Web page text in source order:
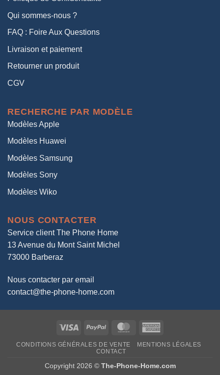
Qui sommes-nous ?
FAQ : Foire Aux Questions
Livraison et paiement
Retourner un produit
CGV
RECHERCHE PAR MODÈLE
Modèles Apple
Modèles Huawei
Modèles Samsung
Modèles Sony
Modèles Wiko
NOUS CONTACTER
Service client The Phone Home
13 Avenue du Mont Saint Michel
73000 Barberaz
Nous contacter par email
contact@the-phone-home.com
Visa PayPal MasterCard
CONDITIONS GÉNÉRALES DE VENTE
MENTIONS LÉGALES
CONTACT
Copyright 2026 © The-Phone-Home.com